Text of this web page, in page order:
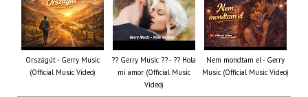
Országút - Gerry Music
(Official Music Video)
?? Gerry Music ?? - ?? Hola
mi amor (Official Music
Video)
Nem mondtam el - Gerry
Music (Official Music Video)